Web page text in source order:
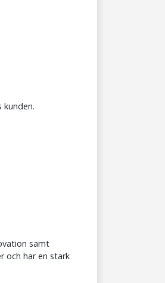
samt
och har en stark